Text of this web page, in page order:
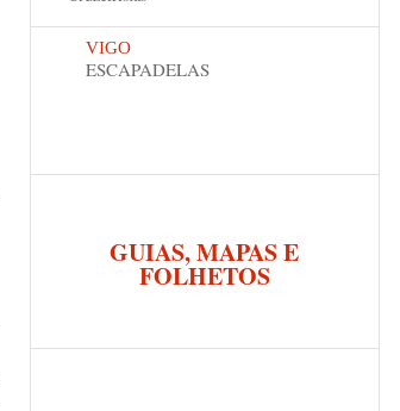
VIGO
ESCAPADELAS
GUIAS, MAPAS E
FOLHETOS